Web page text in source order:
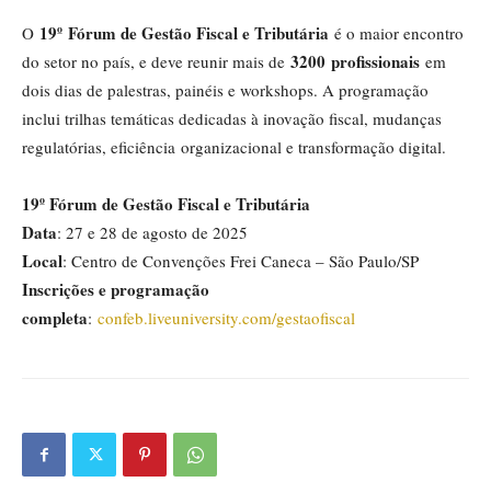
O 19º Fórum de Gestão Fiscal e Tributária é o maior encontro
do setor no país, e deve reunir mais de 3200 profissionais em
dois dias de palestras, painéis e workshops. A programação
inclui trilhas temáticas dedicadas à inovação fiscal, mudanças
regulatórias, eficiência organizacional e transformação digital.
19º Fórum de Gestão Fiscal e Tributária
Data: 27 e 28 de agosto de 2025
Local: Centro de Convenções Frei Caneca – São Paulo/SP
Inscrições e programação
completa: confeb.liveuniversity.com/gestaofiscal